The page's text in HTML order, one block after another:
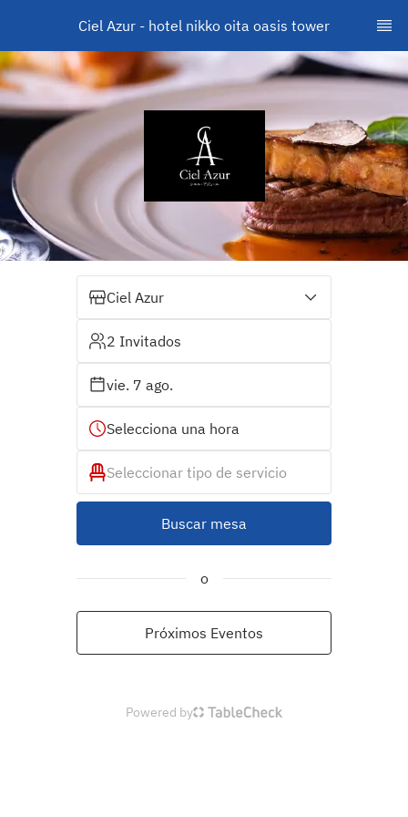
Ciel Azur - hotel nikko oita oasis tower
Ciel Azur
2 Invitados
vie. 7 ago.
Selecciona una hora
Seleccionar tipo de servicio
Buscar mesa
o
Próximos Eventos
Powered by